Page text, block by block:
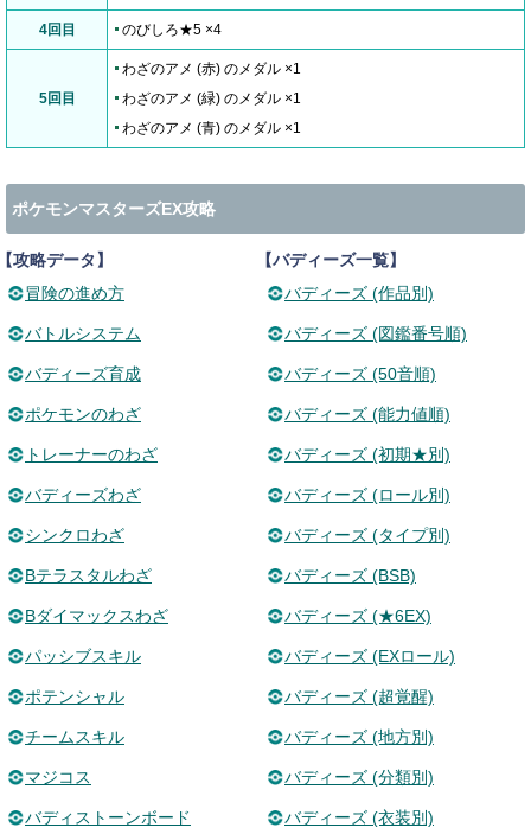
4回目 のびしろ★5 ×4
5回目
わざのアメ (赤) のメダル ×1
わざのアメ (緑) のメダル ×1
わざのアメ (青) のメダル ×1
ポケモンマスターズEX攻略
攻略データ】
冒険の進め方
バトルシステム
バディーズ育成
ポケモンのわざ
トレーナーのわざ
バディーズわざ
シンクロわざ
Bテラスタルわざ
Bダイマックスわざ
パッシブスキル
ポテンシャル
チームスキル
マジコス
バディストーンボード
【バディーズ一覧】
バディーズ (作品別)
バディーズ (図鑑番号順)
バディーズ (50音順)
バディーズ (能力値順)
バディーズ (初期★別)
バディーズ (ロール別)
バディーズ (タイプ別)
バディーズ (BSB)
バディーズ (★6EX)
バディーズ (EXロール)
バディーズ (超覚醒)
バディーズ (地方別)
バディーズ (分類別)
バディーズ (衣装別)